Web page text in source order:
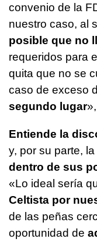
convenio de la
nuestro caso, al
posible que no
requeridos para
quita que no se
caso de exceso
segundo lugar
Entiende la
y, por su parte,
dentro de sus
«Lo ideal sería
Celtista por
de las peñas
oportunidad de